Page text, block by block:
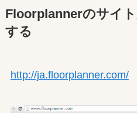
Floorplannerのサイ
する
http://ja.floorplanner.com/